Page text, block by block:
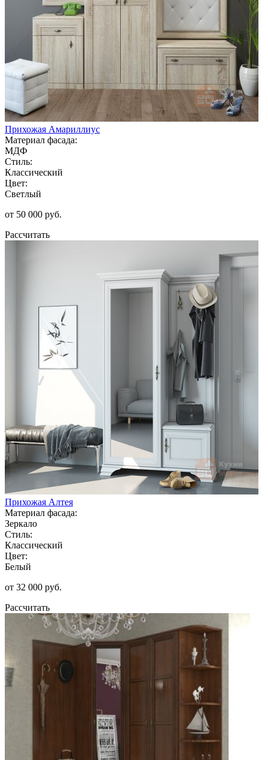
Прихожая Амариллиус
Материал фасада:
МДФ
Стиль:
Классический
Цвет:
Светлый
от 50 000 руб.
Рассчитать
Прихожая Алтея
Материал фасада:
Зеркало
Стиль:
Классический
Цвет:
Белый
от 32 000 руб.
Рассчитать